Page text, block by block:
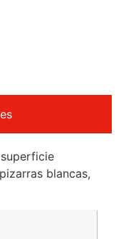
blancas,